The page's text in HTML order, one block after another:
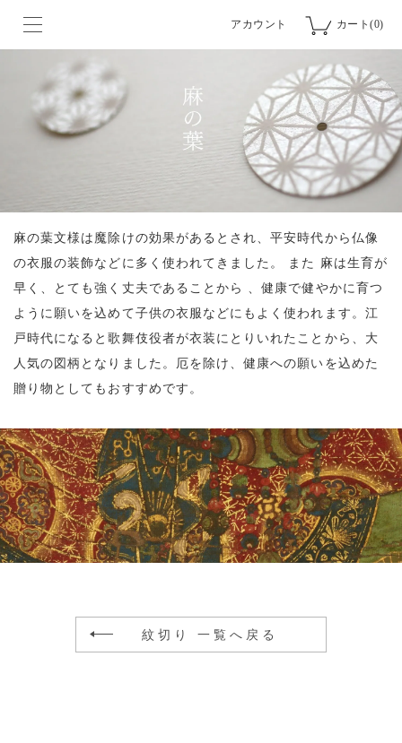
アカウント カート(0)
麻の葉文様は魔除けの効果があるとされ、平安時代から仏像
の衣服の装飾などに多く使われてきました。 また 麻は生育が
早く、とても強く丈夫であることから 、健康で健やかに育つ
ように願いを込めて子供の衣服などにもよく使われます。江
戸時代になると歌舞伎役者が衣装にとりいれたことから、大
人気の図柄となりました。厄を除け、健康への願いを込めた
贈り物としてもおすすめです。
紋切り 一覧へ戻る